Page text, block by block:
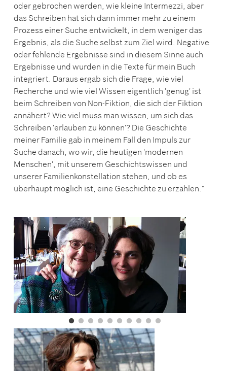
oder gebrochen werden, wie kleine Intermezzi, aber
das Schreiben hat sich dann immer mehr zu einem
Prozess einer Suche entwickelt, in dem weniger das
Ergebnis, als die Suche selbst zum Ziel wird. Negative
oder fehlende Ergebnisse sind in diesem Sinne auch
Ergebnisse und wurden in die Texte für mein Buch
integriert. Daraus ergab sich die Frage, wie viel
Recherche und wie viel Wissen eigentlich 'genug' ist
beim Schreiben von Non-Fiktion, die sich der Fiktion
annähert? Wie viel muss man wissen, um sich das
Schreiben 'erlauben zu können'? Die Geschichte
meiner Familie gab in meinem Fall den Impuls zur
Suche danach, wo wir, die heutigen 'modernen
Menschen', mit unserem Geschichtswissen und
unserer Familienkonstellation stehen, und ob es
überhaupt möglich ist, eine Geschichte zu erzählen."